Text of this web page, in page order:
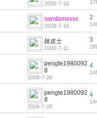
2009-7-16
sundamxxxx
2009-7-16
2
嬉皮士
2009-7-11
3
pengte1980092
8
2009-7-28
4
pengte1980092
8
2009-7-28
4